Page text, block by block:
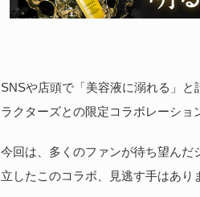
SNSや店頭で「美容液に溺れる」
ラクターズとの限定コラボレーショ
今回は、多くのファンが待ち望ん
立したこのコラボ、見逃す手はあり